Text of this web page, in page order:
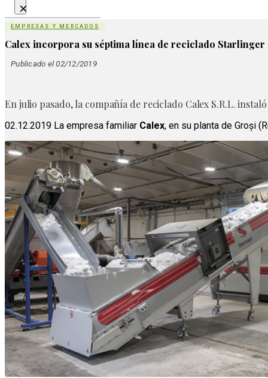
×
EMPRESAS Y MERCADOS
Calex incorpora su séptima línea de reciclado Starlinger
Publicado el 02/12/2019
En julio pasado, la compañía de reciclado Calex S.R.L.
02.12.2019 La empresa familiar Calex, en su planta de Groși